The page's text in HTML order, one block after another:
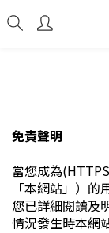
免責聲明
當您成為
「本網站」）的
您已詳細閱讀及
情況發生時本網